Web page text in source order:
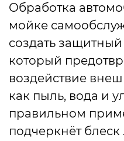
Обработка
мойке
создать
который
воздействие
как пыль, вода и
правильном
подчеркнёт